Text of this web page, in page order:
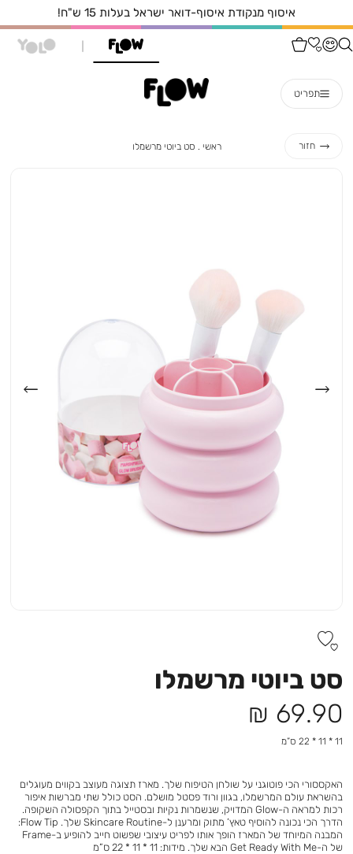
איסוף מנקודת איסוף-דואר ישראל בעלות 15 ש"ח!
תפריט
חזור ראשי ראשי
סט ביוטי מרשמלו
סט ביוטי מרשמלו
מחיר
מוצר
69.90 ₪
11 * 11 * 22 ס”מ
האקססורי הכי פוטוגני על שולחן הטיפוח שלך. מארז תצוגה מעוצב בקווים מעוגלים
בהשראת עולם המרשמלו, בגוון ורוד פסטל מושלם. הסט כולל שתי מברשות איפור
רכות למראה ה-Glow המדויק, שנשמרות נקיות ובסטייל בתוך הקפסולה השקופה.
הדרך הכי נכונה להוסיף טאץ’ מתוק ומרענן ל-Skincare Routine שלך. Flow Tip:
המבנה המיוחד של המארז הופך אותו לפריט עיצובי שפשוט חייב להופיע ב-Frame
של ה-Get Ready With Me הבא שלך. מידות: 11 * 11 * 22 ס”מ